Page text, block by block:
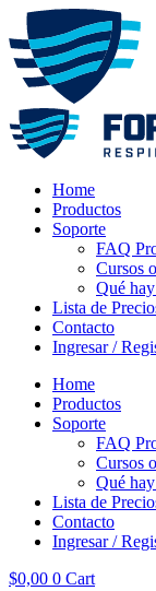
al
contenido
Home
Productos
Soporte
FAQ
Cursos
Qué
Lista de
Contacto
Ingresar /
Home
Productos
Soporte
FAQ
Cursos
Qué
Lista de
Contacto
Ingresar /
$0,00 0 Cart